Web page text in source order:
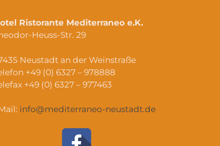
Ristorante Mediterraneo e.K.
Heuss-Str. 29
Neustadt an der Weinstraße
+49 (0) 6327 – 978888
+49 (0) 6327 – 977463
info@mediterraneo-neustadt.de